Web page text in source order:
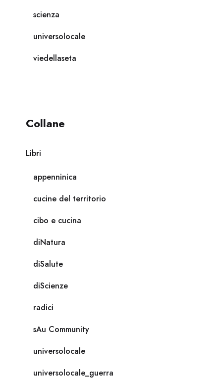
scienza
universolocale
viedellaseta
Collane
Libri
appenninica
cucine del territorio
cibo e cucina
diNatura
diSalute
diScienze
radici
sAu Community
universolocale
universolocale_guerra